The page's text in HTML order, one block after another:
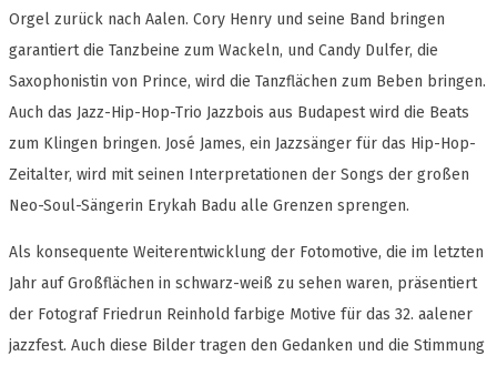
Orgel zurück nach Aalen. Cory Henry und seine Band bringen
garantiert die Tanzbeine zum Wackeln, und Candy Dulfer, die
Saxophonistin von Prince, wird die Tanzflächen zum Beben bringen.
Auch das Jazz-Hip-Hop-Trio Jazzbois aus Budapest wird die Beats
zum Klingen bringen. José James, ein Jazzsänger für das Hip-Hop-
Zeitalter, wird mit seinen Interpretationen der Songs der großen
Neo-Soul-Sängerin Erykah Badu alle Grenzen sprengen.
Als konsequente Weiterentwicklung der Fotomotive, die im letzten
Jahr auf Großflächen in schwarz-weiß zu sehen waren, präsentiert
der Fotograf Friedrun Reinhold farbige Motive für das 32. aalener
jazzfest. Auch diese Bilder tragen den Gedanken und die Stimmung